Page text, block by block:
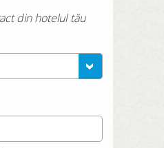
din hotelul tău